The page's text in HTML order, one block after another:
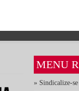
MENU
» Sindicalize-se